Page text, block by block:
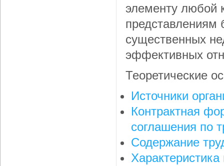
элементу любой
представлениям
существенных
эффективных
Теоретические
Источники
Контрактная
соглашения по
Содержание